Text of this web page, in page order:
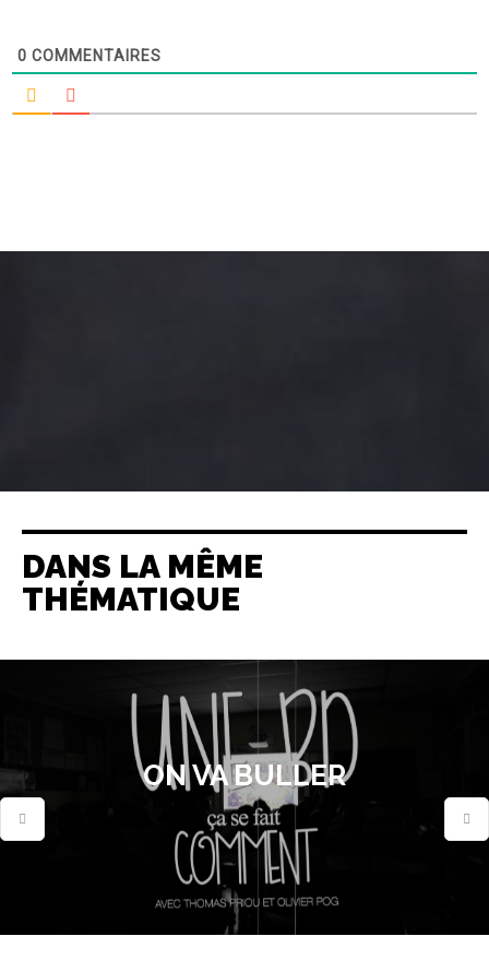
0 COMMENTAIRES
DANS LA MÊME
THÉMATIQUE
ON VA BULLER